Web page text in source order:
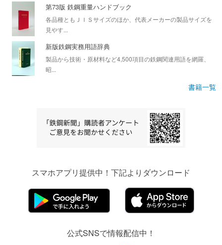
第73版 鉄鋼重量ハンドブック
各品種ともＪＩＳサイズのほか、代表メーカーの製品サイズを
見やす...
新版鉄鋼実務用語辞典
製品から技術・原材料など4,500項目の鉄鋼関連用語を網羅、
昭...
書籍一覧
スマホアプリ提供中！下記よりダウンロード
公式SNSで情報配信中！